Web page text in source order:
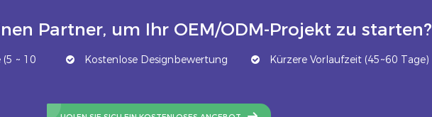
Partner, um Ihr OEM/ODM-Projekt zu starten?
~ 10
Kostenlose Designbewertung Kürzere Vorlaufzeit (45~60 Tage)